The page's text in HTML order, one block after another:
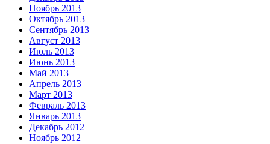
Ноябрь 2013
Октябрь 2013
Сентябрь 2013
Август 2013
Июль 2013
Июнь 2013
Май 2013
Апрель 2013
Март 2013
Февраль 2013
Январь 2013
Декабрь 2012
Ноябрь 2012